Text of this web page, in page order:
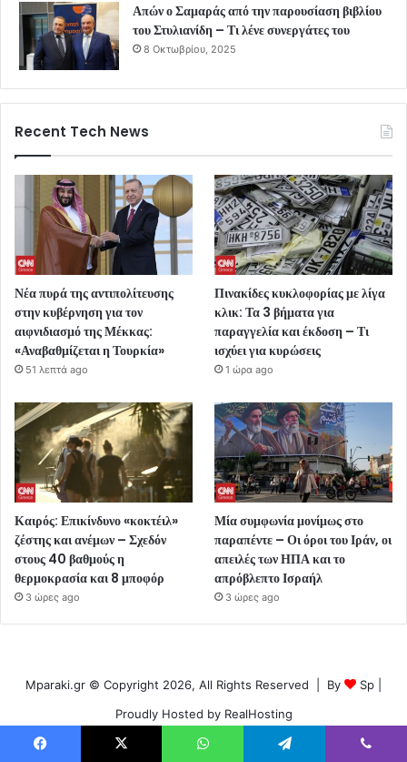
Απών ο Σαμαράς από την παρουσίαση βιβλίου
του Στυλιανίδη – Τι λένε συνεργάτες του
8 Οκτωβρίου, 2025
Recent Tech News
Νέα πυρά της αντιπολίτευσης
στην κυβέρνηση για τον
αιφνιδιασμό της Μέκκας:
«Αναβαθμίζεται η Τουρκία»
51 λεπτά ago
Πινακίδες κυκλοφορίας με λίγα
κλικ: Τα 3 βήματα για
παραγγελία και έκδοση – Τι
ισχύει για κυρώσεις
1 ώρα ago
Καιρός: Επικίνδυνο «κοκτέιλ»
ζέστης και ανέμων – Σχεδόν
στους 40 βαθμούς η
θερμοκρασία και 8 μποφόρ
3 ώρες ago
Μία συμφωνία μονίμως στο
παραπέντε – Οι όροι του Ιράν, οι
απειλές των ΗΠΑ και το
απρόβλεπτο Ισραήλ
3 ώρες ago
Mparaki.gr © Copyright 2026, All Rights Reserved | By Sp
Proudly Hosted by RealHosting
Social NetWork Ελλάδα Κόσμος